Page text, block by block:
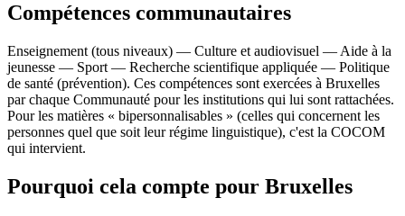
Compétences communautaires
Enseignement (tous niveaux) — Culture et audiovisuel — Aide à la
jeunesse — Sport — Recherche scientifique appliquée — Politique
de santé (prévention). Ces compétences sont exercées à Bruxelles
par chaque Communauté pour les institutions qui lui sont rattachées.
Pour les matières « bipersonnalisables » (celles qui concernent les
personnes quel que soit leur régime linguistique), c'est la COCOM
qui intervient.
Pourquoi cela compte pour Bruxelles